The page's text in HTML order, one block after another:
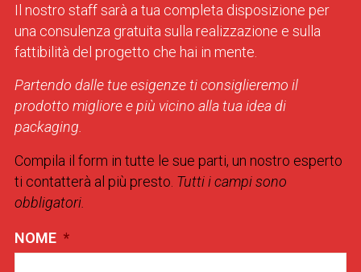
Il nostro staff sarà a tua completa disposizione per
una consulenza gratuita sulla realizzazione e sulla
fattibilità del progetto che hai in mente.
Partendo dalle tue esigenze ti consiglieremo il
prodotto migliore e più vicino alla tua idea di
packaging.
Compila il form in tutte le sue parti, un nostro esperto
ti contatterà al più presto. Tutti i campi sono
obbligatori.
NOME *